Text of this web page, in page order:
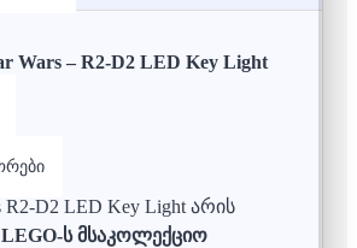
Wars – R2-D2 LED Key Light
R2-D2 LED Key Light არის
ს მსაკოლექციო